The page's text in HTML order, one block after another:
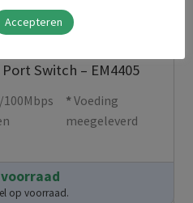
voorraad
op voorraad.
Switch – EM4405
100Mbps
Voeding
meegeleverd
Accepteren